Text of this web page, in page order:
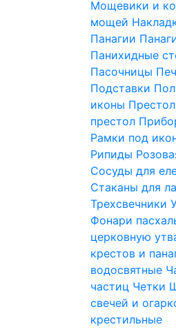
Мощевики и
мощей
Панагии
Панихидные
Пасочницы
Подставки
иконы
престол
Рамки под
Рипиды
Сосуды для
Стаканы для
Трехсвечники
Фонари
церковную
крестов и
водосвятные
частиц Четки
свечей и
крестильные